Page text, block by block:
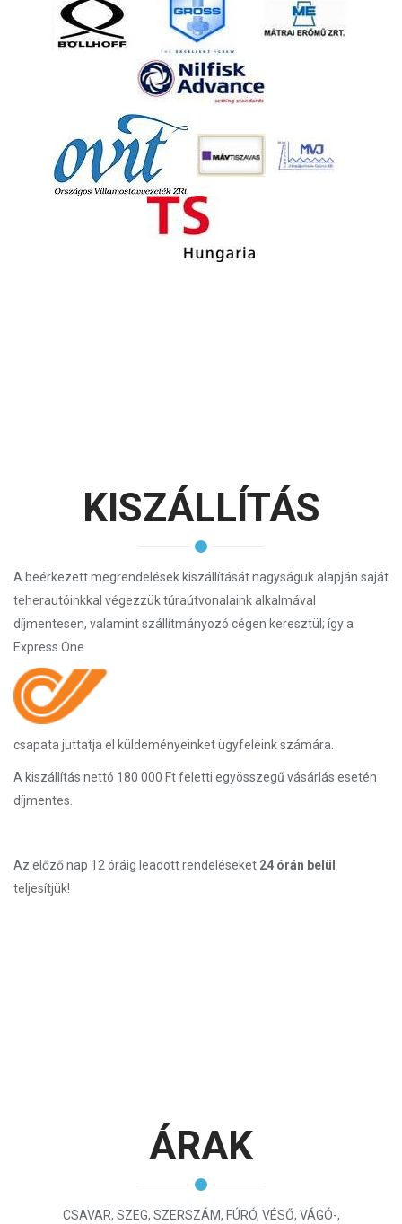
KISZÁLLÍTÁS
A beérkezett megrendelések kiszállítását nagyságuk alapján saját
teherautóinkkal végezzük túraútvonalaink alkalmával
díjmentesen, valamint szállítmányozó cégen keresztül; így a
Express One
csapata juttatja el küldeményeinket ügyfeleink számára.
A kiszállítás nettó 180 000 Ft feletti egyösszegű vásárlás esetén
díjmentes.
Az előző nap 12 óráig leadott rendeléseket 24 órán belül
teljesítjük!
ÁRAK
CSAVAR, SZEG, SZERSZÁM, FÚRÓ, VÉSŐ, VÁGÓ-,